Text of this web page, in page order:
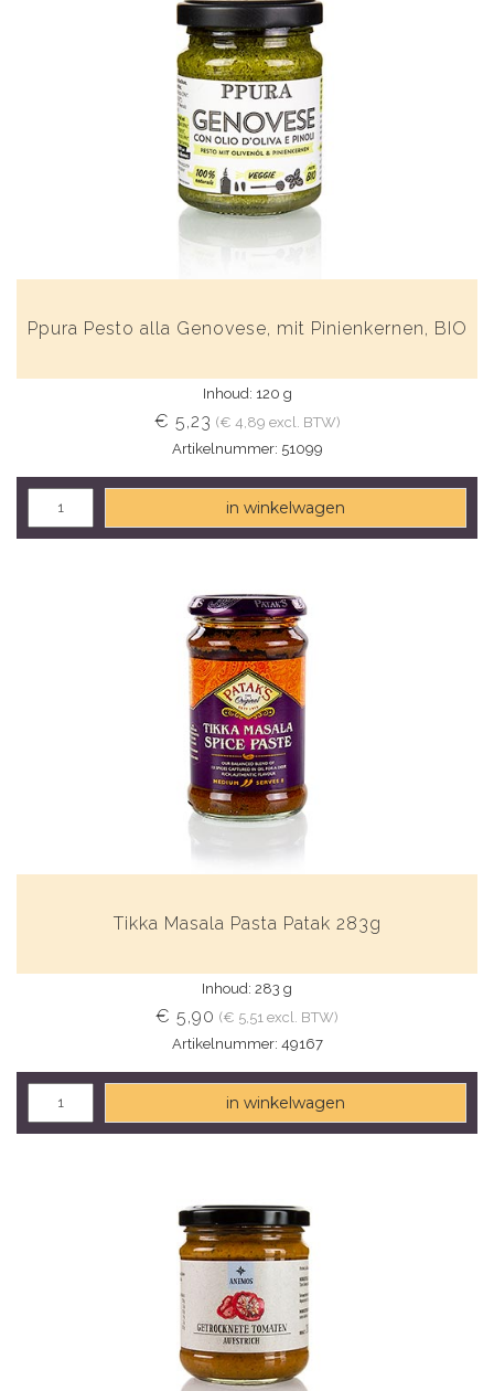
Ppura Pesto alla Genovese, mit Pinienkernen, BIO
Inhoud: 120 g
€ 5,23 (€ 4,89 excl. BTW)
Artikelnummer: 51099
in winkelwagen
Tikka Masala Pasta Patak 283g
Inhoud: 283 g
€ 5,90 (€ 5,51 excl. BTW)
Artikelnummer: 49167
in winkelwagen